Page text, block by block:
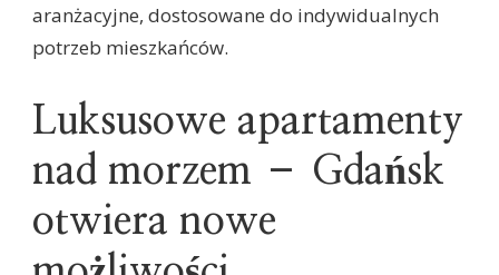
aranżacyjne, dostosowane do indywidualnych
potrzeb mieszkańców.
Luksusowe apartamenty
nad morzem – Gdańsk
otwiera nowe